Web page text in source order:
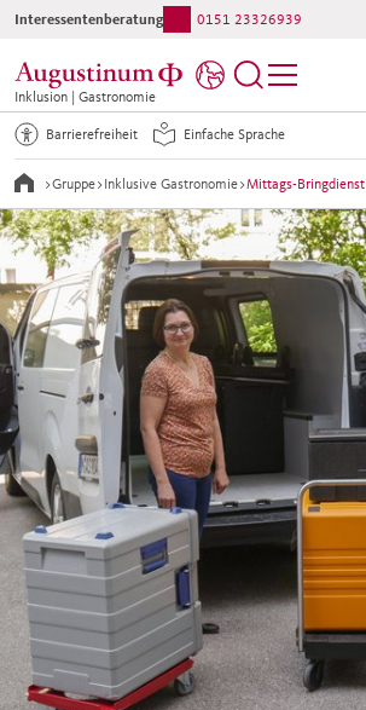
Inklusion | Gastronomie
Interessentenberatung: 0151 23326939
>Gruppe> Inklusive Gastronomie>Mittags-Bringdienst
Barrierefreiheit Einfache Sprache